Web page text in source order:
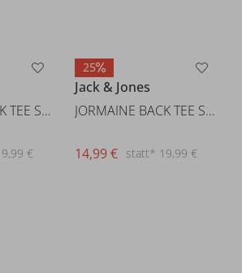
JORMAINE BACK TEE SS CREW NECK
€
25
Jack & Jones
JORMAINE BACK TEE SS CREW NECK
statt* 19,99 €
14,99 €